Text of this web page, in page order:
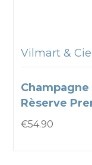
Vilmart & Cie
Rèserve
€54.90